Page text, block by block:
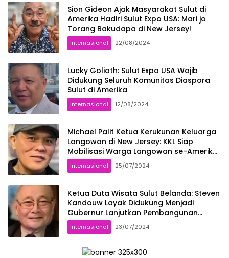
Sion Gideon Ajak Masyarakat Sulut di
Amerika Hadiri Sulut Expo USA: Mari jo
Torang Bakudapa di New Jersey!
Internasional 22/08/2024
Lucky Golioth: Sulut Expo USA Wajib
Didukung Seluruh Komunitas Diaspora
Sulut di Amerika
Internasional 12/08/2024
Michael Palit Ketua Kerukunan Keluarga
Langowan di New Jersey: KKL Siap
Mobilisasi Warga Langowan se-Amerika
Hadiri Sulut Expo New York
Internasional 25/07/2024
Ketua Duta Wisata Sulut Belanda: Steven
Kandouw Layak Didukung Menjadi
Gubernur Lanjutkan Pembangunan
Pariwisata Sulut
Internasional 23/07/2024